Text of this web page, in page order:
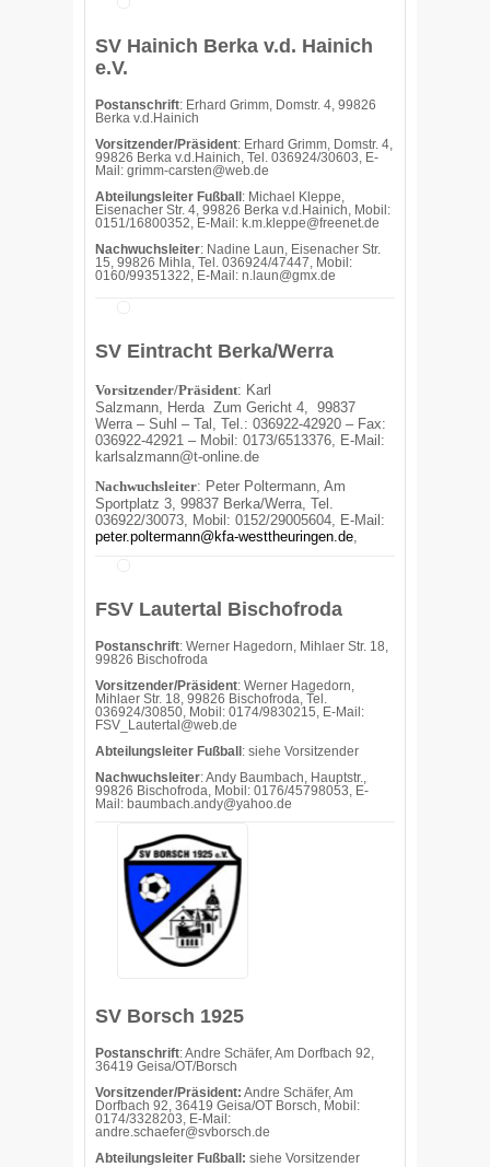
SV Hainich Berka v.d. Hainich
e.V.
Postanschrift: Erhard Grimm, Domstr. 4, 99826
Berka v.d.Hainich
Vorsitzender/Präsident: Erhard Grimm, Domstr. 4,
99826 Berka v.d.Hainich, Tel. 036924/30603, E-
Mail: grimm-carsten@web.de
Abteilungsleiter Fußball : Michael Kleppe,
Eisenacher Str. 4, 99826 Berka v.d.Hainich, Mobil:
0151/16800352, E-Mail: k.m.kleppe@freenet.de
Nachwuchsleiter: Nadine Laun, Eisenacher Str.
15, 99826 Mihla, Tel. 036924/47447, Mobil:
0160/99351322, E-Mail: n.laun@gmx.de
SV Eintracht Berka/Werra
Vorsitzender/Präsident: Karl
Salzmann, Herda Zum Gericht 4, 99837
Werra – Suhl – Tal, Tel.: 036922-42920 – Fax:
036922-42921 – Mobil: 0173/6513376, E-Mail:
karlsalzmann@t-online.de
Nachwuchsleiter: Peter Poltermann, Am
Sportplatz 3, 99837 Berka/Werra, Tel.
036922/30073, Mobil: 0152/29005604, E-Mail:
peter.poltermann@kfa-westtheuringen.de,
FSV Lautertal Bischofroda
Postanschrift: Werner Hagedorn, Mihlaer Str. 18,
99826 Bischofroda
Vorsitzender/Präsident: Werner Hagedorn,
Mihlaer Str. 18, 99826 Bischofroda, Tel.
036924/30850, Mobil: 0174/9830215, E-Mail:
FSV_Lautertal@web.de
Abteilungsleiter Fußball : siehe Vorsitzender
Nachwuchsleiter: Andy Baumbach, Hauptstr.,
99826 Bischofroda, Mobil: 0176/45798053, E-
Mail: baumbach.andy@yahoo.de
SV Borsch 1925
Postanschrift: Andre Schäfer, Am Dorfbach 92,
36419 Geisa/OT/Borsch
Vorsitzender/Präsident: Andre Schäfer, Am
Dorfbach 92, 36419 Geisa/OT Borsch, Mobil:
0174/3328203, E-Mail:
andre.schaefer@svborsch.de
Abteilungsleiter Fußball: siehe Vorsitzender